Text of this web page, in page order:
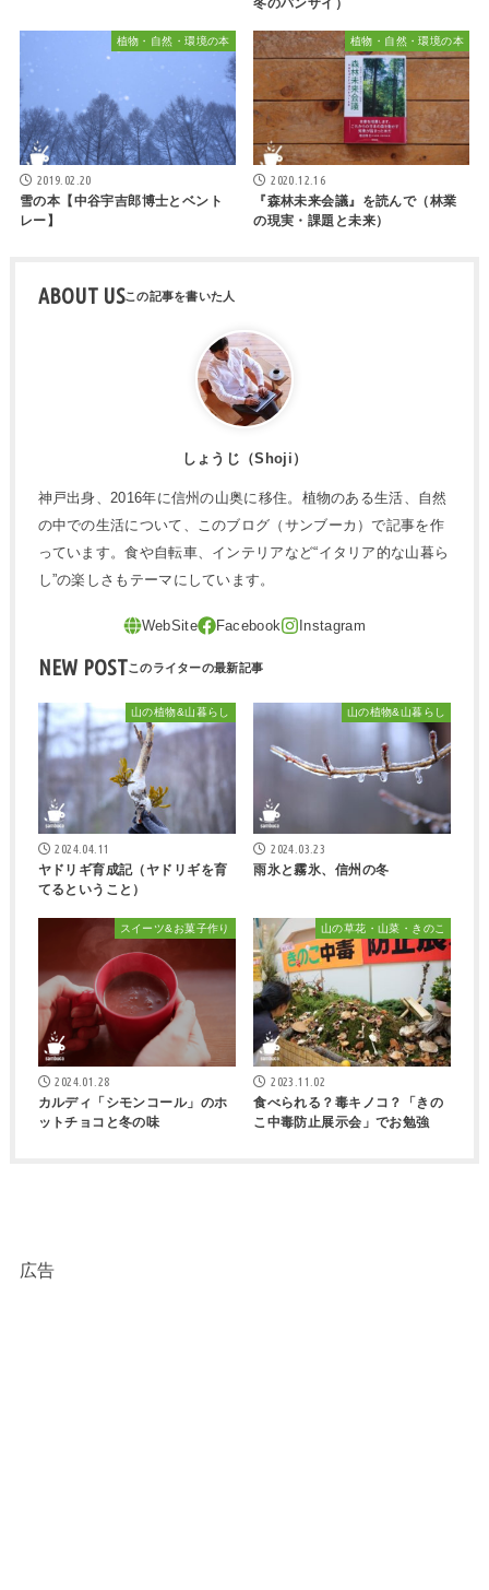
植物・自然・環境の本
2019.02.20
雪の本【中谷宇吉郎博士とベント
レー】
植物・自然・環境の本
2020.12.16
『森林未来会議』を読んで（林業
の現実・課題と未来）
ABOUT US
しょうじ（Shoji）
神戸出身、2016年に信州の山奥に移住。植物のある生活、自然
の中での生活について、このブログ（サンブーカ）で記事を作
っています。食や自転車、インテリアなど“イタリア的な山暮ら
し”の楽しさもテーマにしています。
NEW POST
山の植物&山暮らし
2024.04.11
ヤドリギ育成記（ヤドリギを育
てるということ）
山の植物&山暮らし
2024.03.23
雨氷と霧氷、信州の冬
スイーツ&お菓子作り
2024.01.28
カルディ「シモンコール」のホ
ットチョコと冬の味
山の草花・山菜・きのこ
2023.11.02
食べられる？毒キノコ？「きの
こ中毒防止展示会」でお勉強
広告